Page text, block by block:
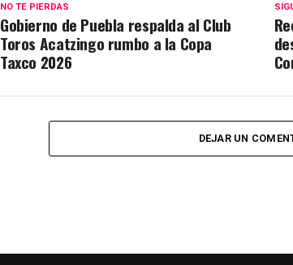
NO TE PIERDAS
Gobierno de Puebla respalda al Club
Toros Acatzingo rumbo a la Copa
Taxco 2026
DEJAR UN